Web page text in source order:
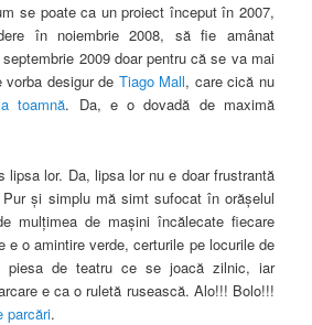
se poate ca un proiect început în 2007,
în noiembrie 2008, să fie amânat
2009 doar pentru că se va mai
desigur de Tiago Mall, care cică nu
toamnă. Da, e o dovadă de maximă
lipsa lor. Da, lipsa lor nu e doar frustrantă
şi simplu mă simt sufocat în orăşelul
mulţimea de maşini încălecate fiecare
e o amintire verde, certurile pe locurile de
piesa de teatru ce se joacă zilnic, iar
e ca o ruletă rusească. Alo!!! Bolo!!!
parcări.